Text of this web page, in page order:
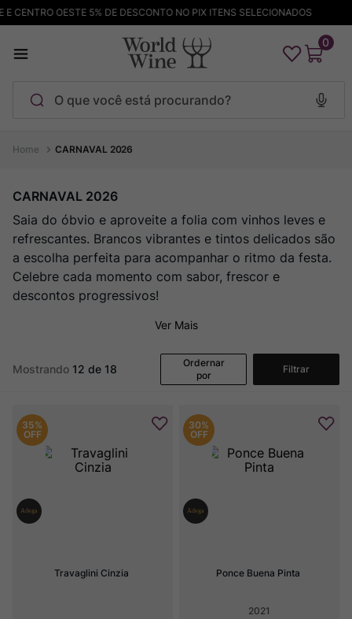
OESTE 5% DE DESCONTO NO PIX ITENS SELECIONADOS
0
CARNAVAL 2026
CARNAVAL 2026
Saia do óbvio e aproveite a folia com vinhos leves e
refrescantes. Brancos vibrantes e tintos delicados são
a escolha perfeita para acompanhar o ritmo da festa.
Celebre cada momento com sabor, frescor e
descontos progressivos!
Ver Mais
Mostrando 12 de 18
Ordernar
por
Filtrar
35%
OFF
Travaglini Cinzia
30%
OFF
Ponce Buena Pinta
2021
Termos mais buscados
Barolo
4º Garzon
5º Chablis
Bodega Garzon